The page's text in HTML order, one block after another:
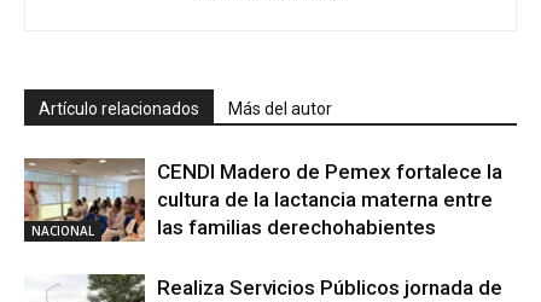
Artículo relacionados Más del autor
NACIONAL
CENDI Madero de Pemex fortalece la
cultura de la lactancia materna entre
las familias derechohabientes
Realiza Servicios Públicos jornada de